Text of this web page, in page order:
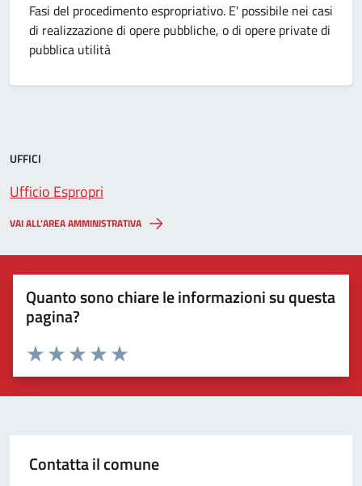
Fasi del procedimento espropriativo. E' possibile nei casi
di realizzazione di opere pubbliche, o di opere private di
pubblica utilità
UFFICI
Ufficio Espropri
VAI ALL’AREA AMMINISTRATIVA
Quanto sono chiare le informazioni su questa
pagina?
Valuta 5 stelle su 5
Valuta 4 stelle su 5
Valuta 3 stelle su 5
Valuta 2 stelle su 5
Valuta 1 stelle su 5
Contatta il comune